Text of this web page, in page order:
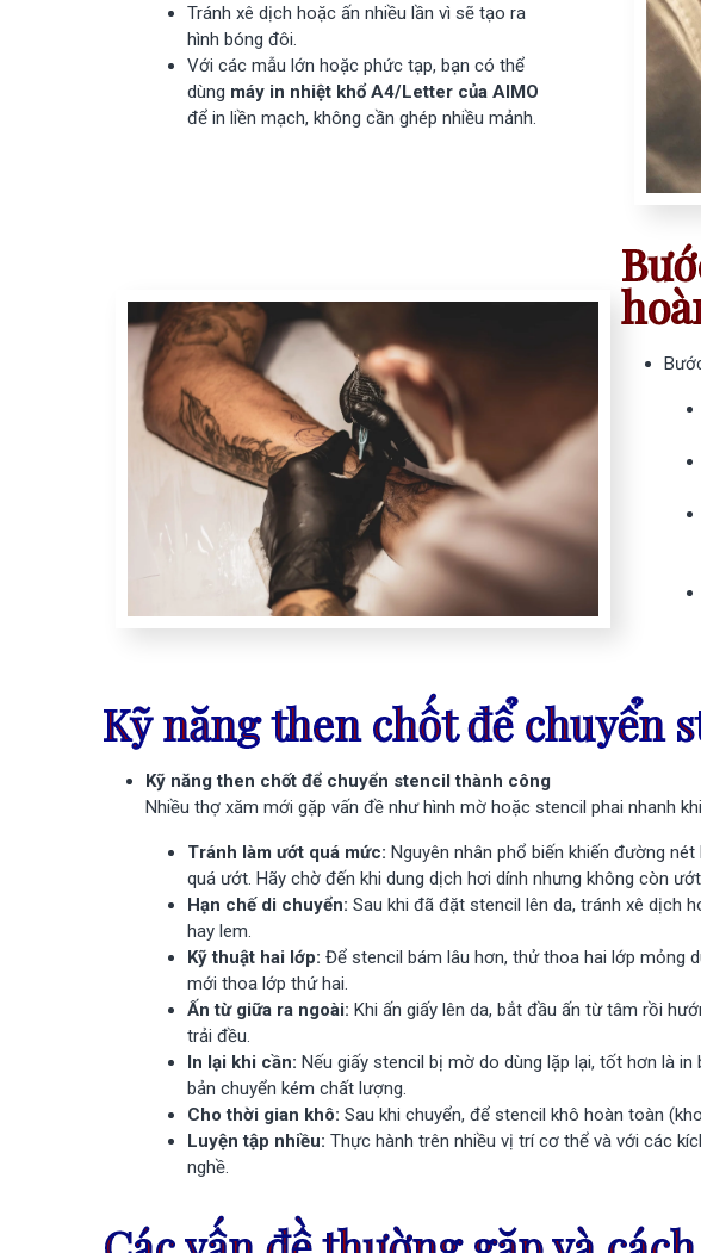
Tránh xê dịch hoặc ấn nhiều lần vì sẽ tạo ra
hình bóng đôi.
Với các mẫu lớn hoặc phức tạp, bạn có thể
dùng máy in nhiệt khổ A4/Letter của AIMO
để in liền mạch, không cần ghép nhiều mảnh.
Kỹ năng then chốt để chuyển
Kỹ năng then chốt để chuyển stencil thành công
Nhiều thợ xăm mới gặp vấn đề như hình mờ hoặc stencil phai nhanh
Tránh làm ướt quá mức: Nguyên nhân phổ biến khiến đường
quá ướt. Hãy chờ đến khi dung dịch hơi dính nhưng không còn
Hạn chế di chuyển: Sau khi đã đặt stencil lên da, tránh xê dịch
hay lem.
Kỹ thuật hai lớp: Để stencil bám lâu hơn, thử thoa hai lớp mỏng
mới thoa lớp thứ hai.
Ấn từ giữa ra ngoài: Khi ấn giấy lên da, bắt đầu ấn từ tâm rồi
trải đều.
In lại khi cần: Nếu giấy stencil bị mờ do dùng lặp lại, tốt hơn là in
bản chuyển kém chất lượng.
Cho thời gian khô: Sau khi chuyển, để stencil khô hoàn toàn
Luyện tập nhiều: Thực hành trên nhiều vị trí cơ thể và với các
nghề.